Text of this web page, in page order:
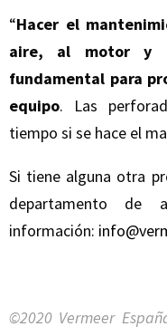
“Hacer el
aire, al motor y
fundamental para
equipo. Las
tiempo si se hace el
Si tiene alguna otra
departamento de
información:
©2020 Vermeer